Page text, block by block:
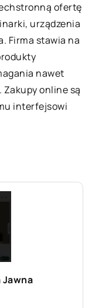
ofertę
urządzenia
Firma stawia na
nawet
online są
interfejsowi
Jawna